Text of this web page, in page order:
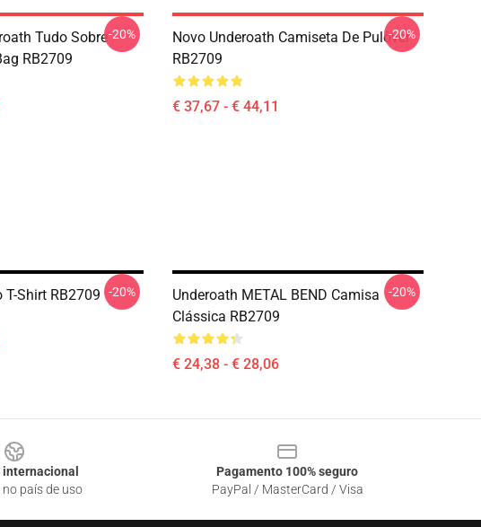
Tudo Sobre
RB2709
-20%
Novo Underoath Camiseta De Pulôver
RB2709
€ 37,67 - € 44,11
-20%
T-Shirt RB2709 -20%
Underoath METAL BEND Camisa
Clássica RB2709
€ 24,38 - € 28,06
-20%
país de uso
Pagamento 100% seguro
PayPal / MasterCard / Visa